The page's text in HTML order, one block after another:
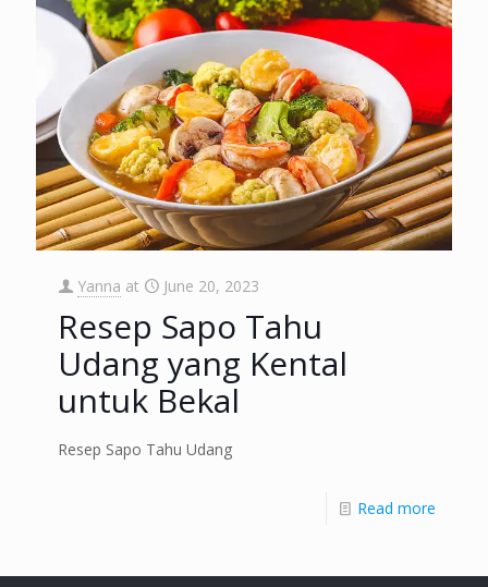
Yanna at June 20, 2023
Resep Sapo Tahu
Udang yang Kental
untuk Bekal
Resep Sapo Tahu Udang
Read more